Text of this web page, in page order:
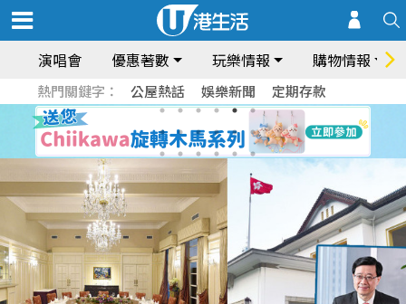
演唱會 優惠著數 玩樂情報 購物情報
熱門關鍵字： 公屋熱話 娛樂新聞 定期存款